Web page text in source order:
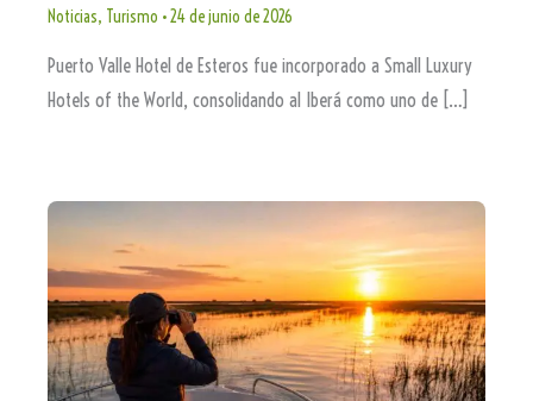
Noticias, Turismo •24 de junio de 2026
Puerto Valle Hotel de Esteros fue incorporado a Small Luxury
Hotels of the World, consolidando al Iberá como uno de […]